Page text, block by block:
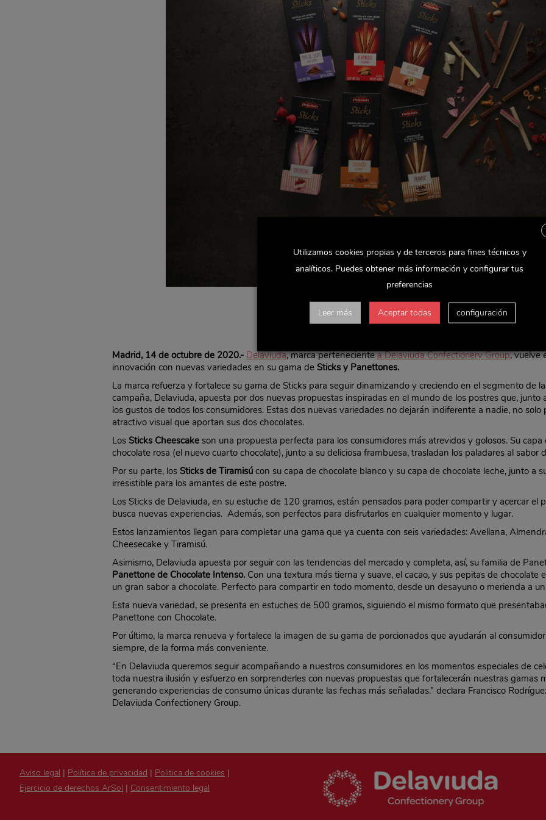
Madrid, 14 de octubre de 2020.- Delaviuda, marca pertenecientea Delaviuda Confectionery Group, vuelve
innovación con nuevas variedades en su gama de Sticks y Panettones.
La marca refuerza y fortalece su gama de Sticks para seguir dinamizando y creciendo en el segmento de
campaña, Delaviuda, apuesta por dos nuevas propuestas inspiradas en el mundo de los postres que, junto
los gustos de todos los consumidores. Estas dos nuevas variedades no dejarán indiferente a nadie, no
atractivo visual que aportan sus dos chocolates.
Los Sticks Cheescake son una propuesta perfecta para los consumidores más atrevidos y golosos. Su
chocolate rosa (el nuevo cuarto chocolate), junto a su deliciosa frambuesa, trasladan los paladares al sabor
Por su parte, los Sticks de Tiramisú con su capa de chocolate blanco y su capa de chocolate leche, junto a
irresistible para los amantes de este postre.
Los Sticks de Delaviuda, en su estuche de 120 gramos, están pensados para poder compartir y acercar el
busca nuevas experiencias. Además, son perfectos para disfrutarlos en cualquier momento y lugar.
Estos lanzamientos llegan para completar una gama que ya cuenta con seis variedades: Avellana,
Cheesecake y Tiramisú.
Asimismo, Delaviuda apuesta por seguir con las tendencias del mercado y completa, así, su familia de
Panettone de Chocolate Intenso. Con una textura más tierna y suave, el cacao, y sus pepitas de
un gran sabor a chocolate. Perfecto para compartir en todo momento, desde un desayuno o merienda a
Esta nueva variedad, se presenta en estuches de 500 gramos, siguiendo el mismo formato que
Panettone con Chocolate.
Por último, la marca renueva y fortalece la imagen de su gama de porcionados que ayudarán al
siempre, de la forma más conveniente.
“En Delaviuda queremos seguir acompañando a nuestros consumidores en los momentos especiales de
toda nuestra ilusión y esfuerzo en sorprenderles con nuevas propuestas que fortalecerán nuestras gamas
generando experiencias de consumo únicas durante las fechas más señaladas.” declara Francisco
Delaviuda Confectionery Group.
Aviso legal | Política de privacidad | Politica de cookies |
Ejercicio de derechos ArSol | Consentimiento legal
Utilizamos cookies propias y de terceros para fines técnicos y
analíticos. Puedes obtener más información y configurar tus
preferencias
Leer más Aceptar todas configuración